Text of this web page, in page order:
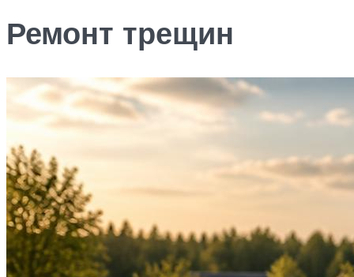
Ремонт трещин